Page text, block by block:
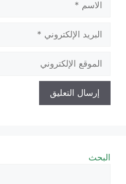
الإلكتروني
الإلكتروني
البحث